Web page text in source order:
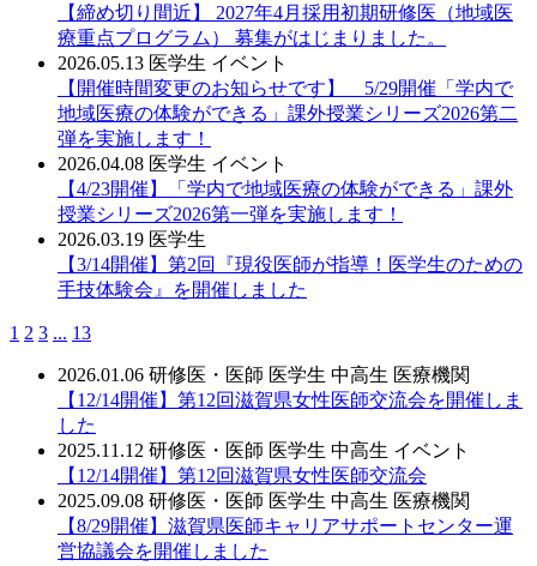
【締め切り間近】 2027年4月採用初期研修医（地域医
療重点プログラム） 募集がはじまりました。
2026.05.13 医学生 イベント
【開催時間変更のお知らせです】 5/29開催「学内で
地域医療の体験ができる」課外授業シリーズ2026第二
弾を実施します！
2026.04.08 医学生 イベント
【4/23開催】「学内で地域医療の体験ができる」課外
授業シリーズ2026第一弾を実施します！
2026.03.19 医学生
【3/14開催】第2回『現役医師が指導！医学生のための
手技体験会』を開催しました
1 2 3 ... 13
2026.01.06 研修医・医師 医学生 中高生 医療機関
【12/14開催】第12回滋賀県女性医師交流会を開催しま
した
2025.11.12 研修医・医師 医学生 中高生 イベント
【12/14開催】第12回滋賀県女性医師交流会
2025.09.08 研修医・医師 医学生 中高生 医療機関
【8/29開催】滋賀県医師キャリアサポートセンター運
営協議会を開催しました